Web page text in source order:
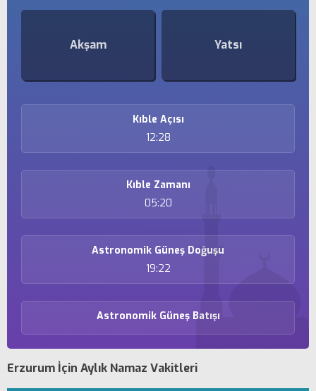
Erzurum İçin Aylık Namaz Vakitleri
Akşam Yatsı
Kıble Açısı
12:28
Kıble Zamanı
05:20
Astronomik Güneş Doğuşu
19:22
Astronomik Güneş Batışı